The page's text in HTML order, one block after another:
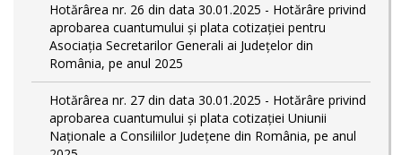
Hotărârea nr. 26 din data 30.01.2025 - Hotărâre privind
aprobarea cuantumului și plata cotizației pentru
Asociația Secretarilor Generali ai Județelor din
România, pe anul 2025
Hotărârea nr. 27 din data 30.01.2025 - Hotărâre privind
aprobarea cuantumului și plata cotizației Uniunii
Naționale a Consiliilor Județene din România, pe anul